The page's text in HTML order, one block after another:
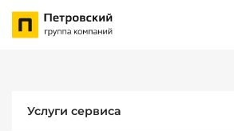
Услуги сервиса